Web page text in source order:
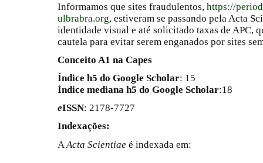
Informamos que sites fraudulentos, https://
ulbrabra.org, estiveram se passando pela Acta
identidade visual e até solicitado taxas de APC,
cautela para evitar serem enganados por sites
Conceito A1 na Capes
Índice h5 do Google Scholar: 15
Índice mediana h5 do Google Scholar:18
eISSN: 2178-7727
Indexações:
A Acta Scientiae é indexada em: